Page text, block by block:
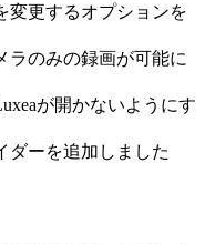
変更するオプションを
ラのみの録画が可能に
が開かないようにす
ダーを追加しました